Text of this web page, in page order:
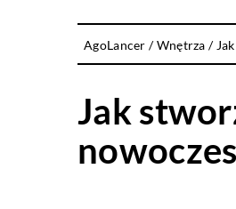
AgoLancer /Wnętrza /
Jak